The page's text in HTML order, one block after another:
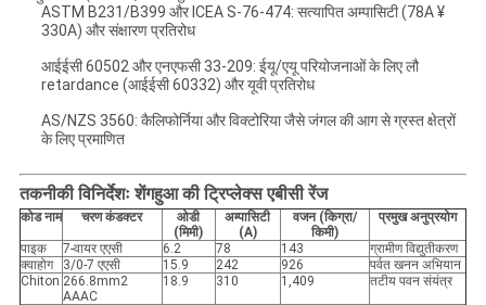
ASTM B231/B399 और ICEA S-76-474: सत्यापित अम्पासिटी (78A ¥
330A) और संक्षारण प्रतिरोध
आईईसी 60502 और एनएफसी 33-209: ईयू/एयू परियोजनाओं के लिए लौ
retardance (आईईसी 60332) और यूवी प्रतिरोध
AS/NZS 3560: कैलिफोर्निया और विक्टोरिया जैसे जंगल की आग से ग्रस्त क्षेत्रों
के लिए प्रमाणित
तकनीकी विनिर्देशः शेंगहुआ की ट्रिप्लेक्स एबीसी रेंज
कोड नाम चरण कंडक्टर
ओडी
(मिमी)
अम्पासिटी
(A)
वजन (किग्रा/
किमी)
प्रमुख अनुप्रयोग
पाइक 7-वायर एएसी 6.2 78 143
ग्रामीण विद्युतीकरण
क्वाहोग
3/0-7 एएसी 15.9 242 926
पर्वत खनन अभियान
Chiton 266.8mm2
AAAC
18.9 310 1,409 तटीय पवन संयंत्र